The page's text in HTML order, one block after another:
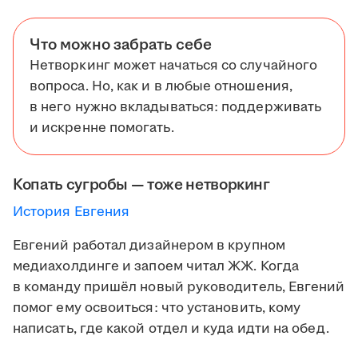
Что можно забрать себе
Нетворкинг может начаться со случайного
вопроса. Но, как и в любые отношения,
в него нужно вкладываться: поддерживать
и искренне помогать.
Копать сугробы — тоже нетворкинг
История Евгения
Евгений работал дизайнером в крупном
медиахолдинге и запоем читал ЖЖ. Когда
в команду пришёл новый руководитель, Евгений
помог ему освоиться: что установить, кому
написать, где какой отдел и куда идти на обед.